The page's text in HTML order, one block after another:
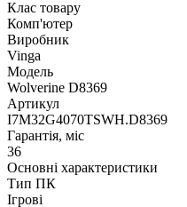
Клас товару
Комп'ютер
Виробник
Vinga
Модель
Wolverine D8369
Артикул
I7M32G4070TSWH.D8369
Гарантія, міс
36
Основні характеристики
Тип ПК
Ігрові